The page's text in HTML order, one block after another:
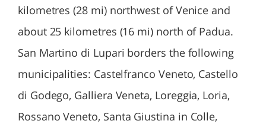
kilometres (28 mi) northwest of Venice and
about 25 kilometres (16 mi) north of Padua.
San Martino di Lupari borders the following
municipalities: Castelfranco Veneto, Castello
di Godego, Galliera Veneta, Loreggia, Loria,
Rossano Veneto, Santa Giustina in Colle,